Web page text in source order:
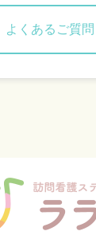
よくあるご質問